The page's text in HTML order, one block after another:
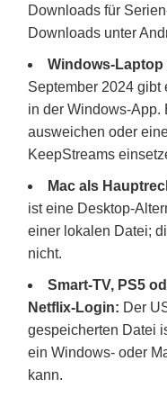
Downloads für
Downloads unter
Windows-Laptop
September 2024
in der Windows-App.
ausweichen oder
KeepStreams
Mac als
ist eine Desktop-
einer lokalen Datei;
nicht.
Smart-TV, PS5
Netflix-Login: Der
gespeicherten Datei
ein Windows- oder
kann.